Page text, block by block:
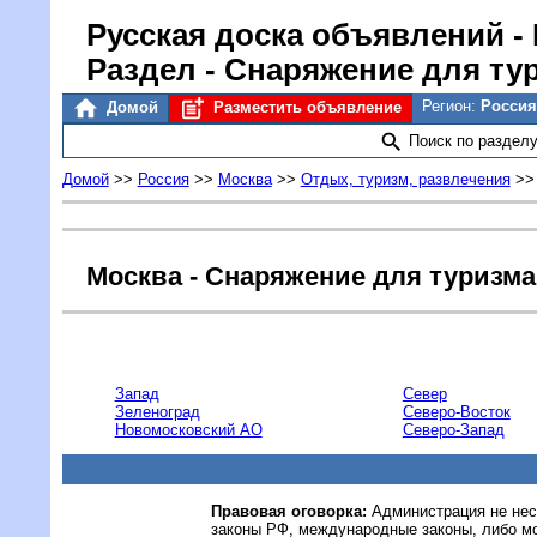
Русская доска объявлений -
Раздел - Снаряжение для
Домой Разместить объявление Регион:
Поиск по разделу
Домой>> Россия>> Москва>> Отдых, туризм, развлечения>>
Москва - Снаряжение для туризма
Запад
Зеленоград
Новомосковский АО
Север
Северо-Восток
Северо-Запад
Правовая оговорка: Администрация не
законы РФ, международные законы, либо